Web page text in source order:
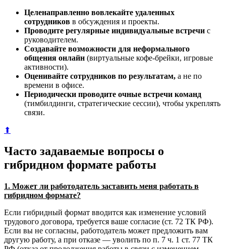
Целенаправленно вовлекайте удаленных
сотрудников в обсуждения и проекты.
Проводите регулярные индивидуальные встречи с
руководителем.
Создавайте возможности для неформального
общения онлайн (виртуальные кофе-брейки, игровые
активности).
Оценивайте сотрудников по результатам, а не по
времени в офисе.
Периодически проводите очные встречи команд
(тимбилдинги, стратегические сессии), чтобы укреплять
связи.
⬆
Часто задаваемые вопросы о
гибридном формате работы
1. Может ли работодатель заставить меня работать в
гибридном формате?
Если гибридный формат вводится как изменение условий
трудового договора, требуется ваше согласие (ст. 72 ТК РФ).
Если вы не согласны, работодатель может предложить вам
другую работу, а при отказе — уволить по п. 7 ч. 1 ст. 77 ТК